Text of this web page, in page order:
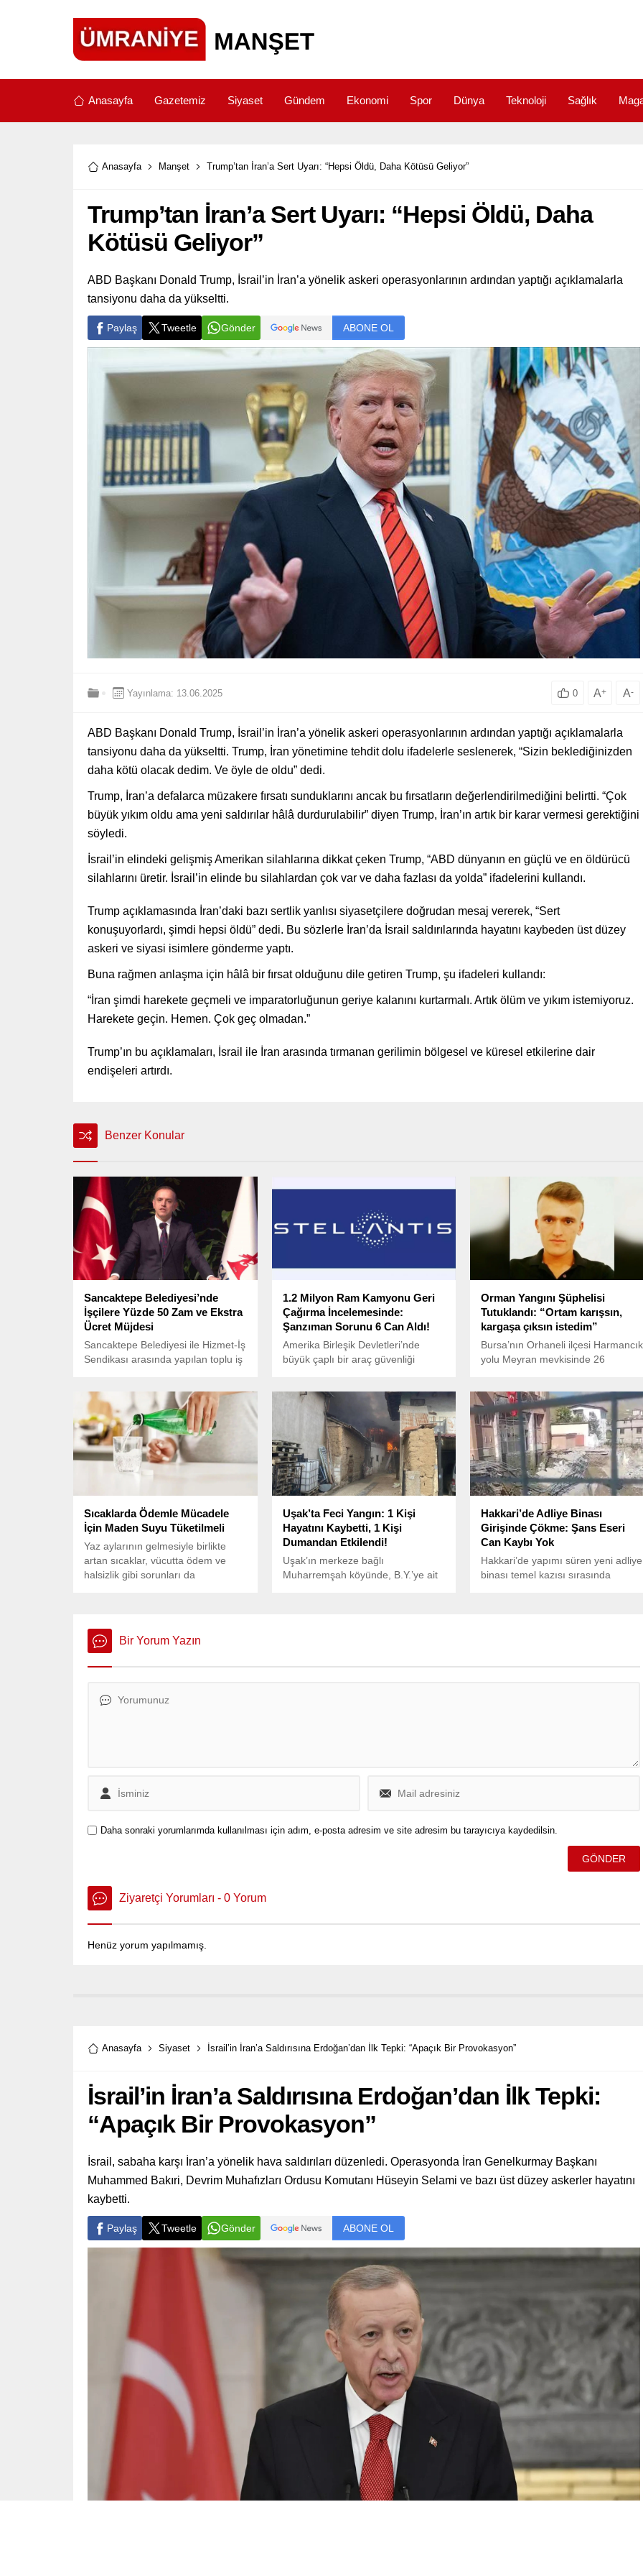
Anasayfa Gazetemiz Siyaset Gündem Ekonomi Spor Dünya Teknoloji Sağlık
Anasayfa Manşet Trump’tan İran’a Sert Uyarı: “Hepsi Öldü, Daha Kötüsü Geliyor”
Trump’tan İran’a Sert Uyarı: “Hepsi Öldü, Daha
Kötüsü Geliyor”
ABD Başkanı Donald Trump, İsrail’in İran’a yönelik askeri operasyonlarının ardından yaptığı açıklamalarla
tansiyonu daha da yükseltti.
Paylaş Tweetle Gönder ABONE OL
Yayınlama: 13.06.2025 0 A+ A-
ABD Başkanı Donald Trump, İsrail’in İran’a yönelik askeri operasyonlarının ardından yaptığı açıklamalarla
tansiyonu daha da yükseltti. Trump, İran yönetimine tehdit dolu ifadelerle seslenerek, “Sizin beklediğinizden
daha kötü olacak dedim. Ve öyle de oldu” dedi.
Trump, İran’a defalarca müzakere fırsatı sunduklarını ancak bu fırsatların değerlendirilmediğini belirtti. “Çok
büyük yıkım oldu ama yeni saldırılar hâlâ durdurulabilir” diyen Trump, İran’ın artık bir karar vermesi gerektiğini
söyledi.
İsrail’in elindeki gelişmiş Amerikan silahlarına dikkat çeken Trump, “ABD dünyanın en güçlü ve en öldürücü
silahlarını üretir. İsrail’in elinde bu silahlardan çok var ve daha fazlası da yolda” ifadelerini kullandı.
Trump açıklamasında İran’daki bazı sertlik yanlısı siyasetçilere doğrudan mesaj vererek, “Sert
konuşuyorlardı, şimdi hepsi öldü” dedi. Bu sözlerle İran’da İsrail saldırılarında hayatını kaybeden üst düzey
askeri ve siyasi isimlere gönderme yaptı.
Buna rağmen anlaşma için hâlâ bir fırsat olduğunu dile getiren Trump, şu ifadeleri kullandı:
“İran şimdi harekete geçmeli ve imparatorluğunun geriye kalanını kurtarmalı. Artık ölüm ve yıkım istemiyoruz.
Harekete geçin. Hemen. Çok geç olmadan.”
Trump’ın bu açıklamaları, İsrail ile İran arasında tırmanan gerilimin bölgesel ve küresel etkilerine dair
endişeleri artırdı.
Benzer Konular
Sancaktepe Belediyesi’nde
İşçilere Yüzde 50 Zam ve Ekstra
Ücret Müjdesi
Sancaktepe Belediyesi ile Hizmet-İş
Sendikası arasında yapılan toplu iş
1.2 Milyon Ram Kamyonu Geri
Çağırma İncelemesinde:
Şanzıman Sorunu 6 Can Aldı!
Amerika Birleşik Devletleri’nde
büyük çaplı bir araç güvenliği
(NHTSA), otomotiv devi Stellantis
tarafından üretilen yaklaşık 1.2
milyon Ram kamyonunu kapsayan
bir geri çağırma soruşturması
başlattığını duyurdu.
Orman Yangını Şüphelisi
Tutuklandı: “Ortam karışsın,
kargaşa çıksın istedim”
Bursa’nın Orhaneli ilçesi Harmancık
yolu Meyran mevkisinde 26
tutuklandı.
Sıcaklarda Ödemle Mücadele
İçin Maden Suyu Tüketilmeli
Yaz aylarının gelmesiyle birlikte
artan sıcaklar, vücutta ödem ve
halsizlik gibi sorunları da
Uşak’ta Feci Yangın: 1 Kişi
Hayatını Kaybetti, 1 Kişi
Dumandan Etkilendi!
Uşak’ın merkeze bağlı
Muharremşah köyünde, B.Y.’ye ait
Hakkari’de Adliye Binası
Girişinde Çökme: Şans Eseri
Can Kaybı Yok
Hakkari’de yapımı süren yeni adliye
binası temel kazısı sırasında
Bir Yorum Yazın
Daha sonraki yorumlarımda kullanılması için adım, e-posta adresim ve site adresim bu tarayıcıya kaydedilsin.
Ziyaretçi Yorumları - 0 Yorum
Henüz yorum yapılmamış.
Anasayfa Siyaset İsrail’in İran’a Saldırısına Erdoğan’dan İlk Tepki: “Apaçık Bir Provokasyon”
İsrail’in İran’a Saldırısına Erdoğan’dan İlk Tepki:
“Apaçık Bir Provokasyon”
İsrail, sabaha karşı İran’a yönelik hava saldırıları düzenledi. Operasyonda İran Genelkurmay Başkanı
Muhammed Bakıri, Devrim Muhafızları Ordusu Komutanı Hüseyin Selami ve bazı üst düzey askerler hayatını
kaybetti.
Paylaş Tweetle Gönder ABONE OL